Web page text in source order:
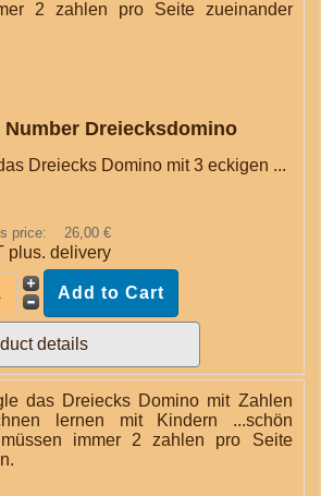
Dreiecksdomino
Dreiecks Domino mit 3 eckigen ...
price: 26,00 €
plus.delivery
details